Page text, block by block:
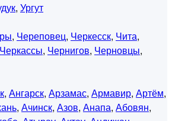
, Ургут
, Череповец, Черкесск, Чита,
Черкассы, Чернигов, Черновцы,
, Ангарск, Арзамас, Армавир, Артём,
, Ачинск, Азов, Анапа, Абовян,